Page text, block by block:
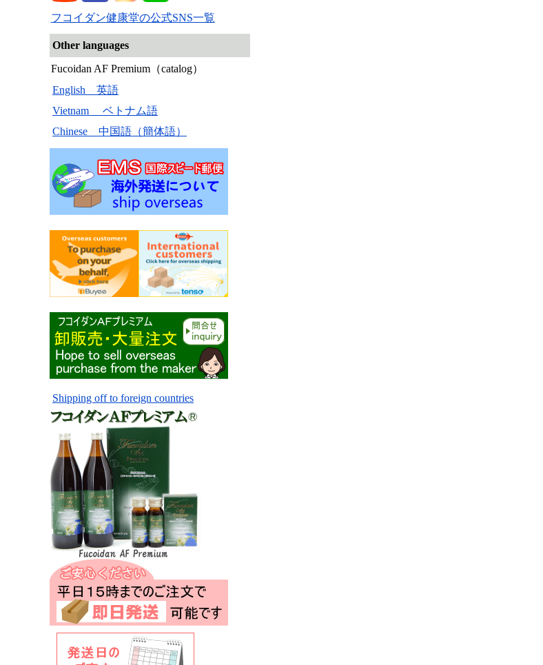
フコイダン健康堂の公式SNS一覧
Other languages
Fucoidan AF Premium（catalog）
English 英語
Vietnam ベトナム語
Chinese 中国語（簡体語）
Shipping off to foreign countries